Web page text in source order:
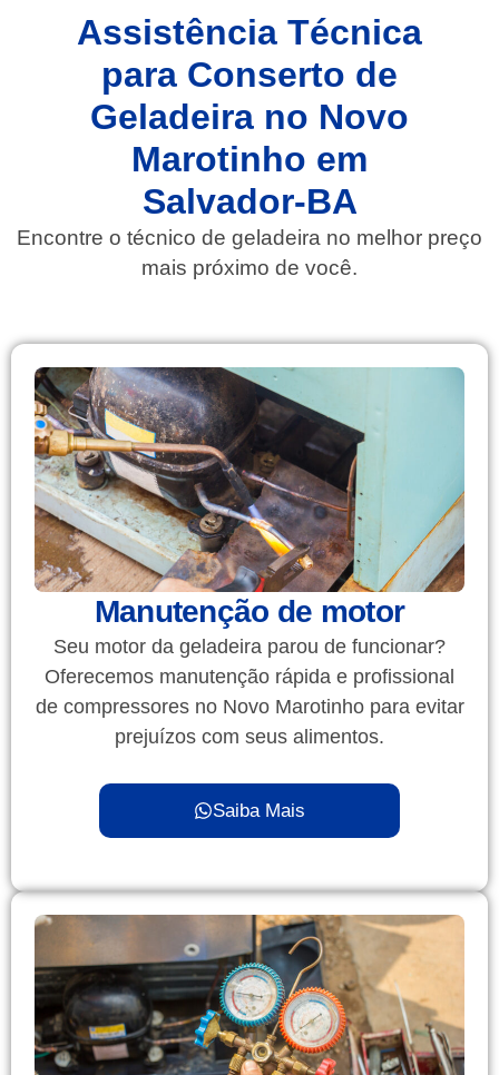
Assistência Técnica
para Conserto de
Geladeira no Novo
Marotinho em
Salvador-BA
Encontre o técnico de geladeira no melhor preço
mais próximo de você.
Manutenção de motor
Seu motor da geladeira parou de funcionar?
Oferecemos manutenção rápida e profissional
de compressores no Novo Marotinho para evitar
prejuízos com seus alimentos.
Saiba Mais